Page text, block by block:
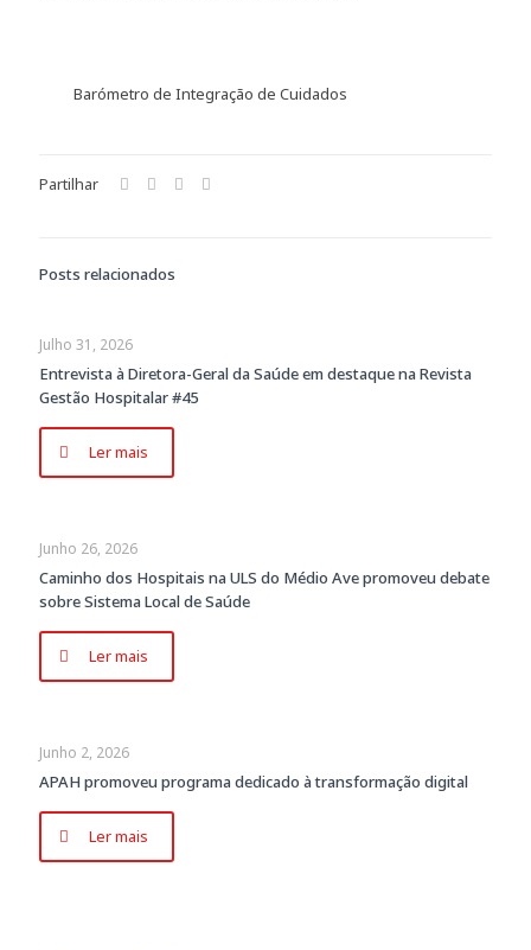
Barómetro de Integração de Cuidados
Partilhar
Posts relacionados
Julho 31, 2026
Entrevista à Diretora-Geral da Saúde em destaque na Revista
Gestão Hospitalar #45
Ler mais
Junho 26, 2026
Caminho dos Hospitais na ULS do Médio Ave promoveu debate
sobre Sistema Local de Saúde
Ler mais
Junho 2, 2026
APAH promoveu programa dedicado à transformação digital
Ler mais